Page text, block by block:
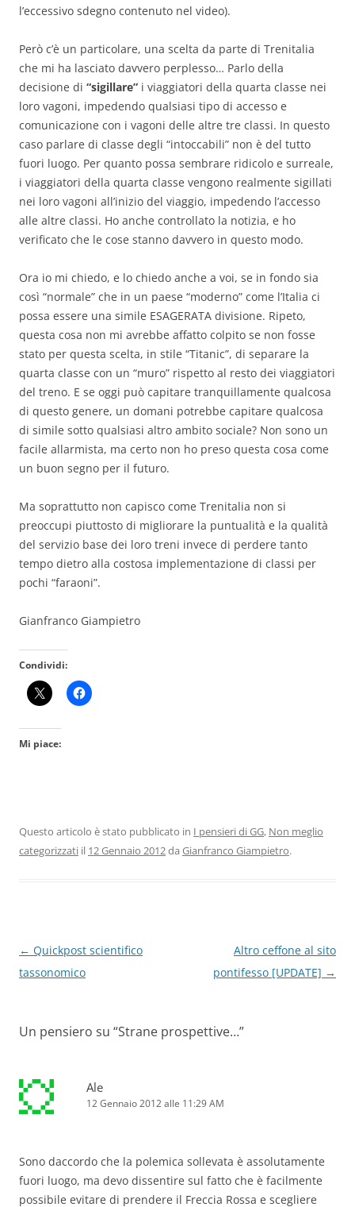
l’eccessivo sdegno contenuto nel video).
Però c’è un particolare, una scelta da parte di Trenitalia
che mi ha lasciato davvero perplesso… Parlo della
decisione di “sigillare” i viaggiatori della quarta classe nei
loro vagoni, impedendo qualsiasi tipo di accesso e
comunicazione con i vagoni delle altre tre classi. In questo
caso parlare di classe degli “intoccabili” non è del tutto
fuori luogo. Per quanto possa sembrare ridicolo e surreale,
i viaggiatori della quarta classe vengono realmente sigillati
nei loro vagoni all’inizio del viaggio, impedendo l’accesso
alle altre classi. Ho anche controllato la notizia, e ho
verificato che le cose stanno davvero in questo modo.
Ora io mi chiedo, e lo chiedo anche a voi, se in fondo sia
così “normale” che in un paese “moderno” come l’Italia ci
possa essere una simile ESAGERATA divisione. Ripeto,
questa cosa non mi avrebbe affatto colpito se non fosse
stato per questa scelta, in stile “Titanic”, di separare la
quarta classe con un “muro” rispetto al resto dei viaggiatori
del treno. E se oggi può capitare tranquillamente qualcosa
di questo genere, un domani potrebbe capitare qualcosa
di simile sotto qualsiasi altro ambito sociale? Non sono un
facile allarmista, ma certo non ho preso questa cosa come
un buon segno per il futuro.
Ma soprattutto non capisco come Trenitalia non si
preoccupi piuttosto di migliorare la puntualità e la qualità
del servizio base dei loro treni invece di perdere tanto
tempo dietro alla costosa implementazione di classi per
pochi “faraoni”.
Gianfranco Giampietro
Condividi:
Mi piace:
Questo articolo è stato pubblicato in I pensieri di GG, Non meglio
categorizzati il 12 Gennaio 2012da Gianfranco Giampietro.
Navigazione
articolo
← Quickpost scientifico
tassonomico
Altro ceffone al sito
pontifesso [UPDATE] →
Un pensiero su “Strane prospettive…”
Ale
12 Gennaio 2012 alle 11:29 AM
Sono daccordo che la polemica sollevata è assolutamente
fuori luogo, ma devo dissentire sul fatto che è facilmente
possibile evitare di prendere il Freccia Rossa e scegliere